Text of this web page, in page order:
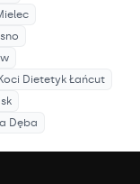
Dietetyk Łańcut
Dęba